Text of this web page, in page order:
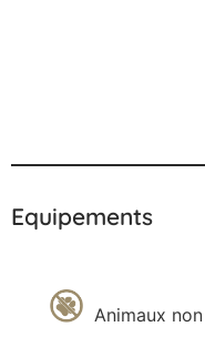
Equipements
Animaux